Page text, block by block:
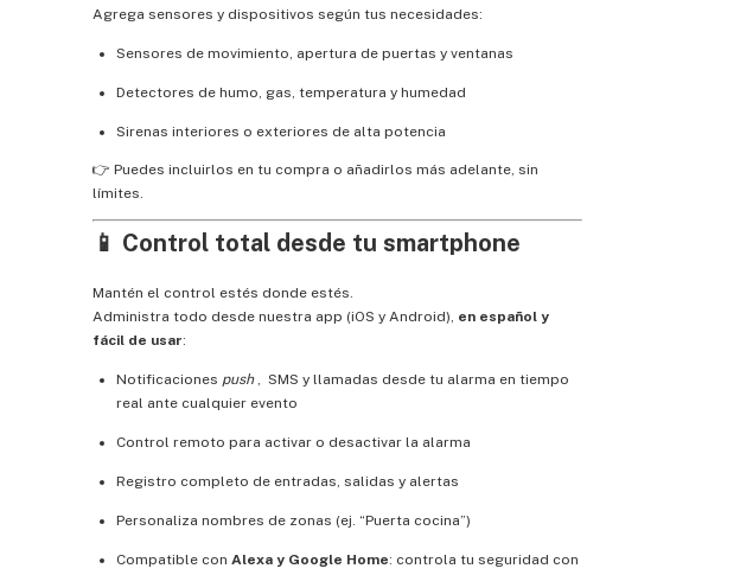
Agrega sensores y dispositivos según tus necesidades:
Sensores de movimiento, apertura de puertas y ventanas
Detectores de humo, gas, temperatura y humedad
Sirenas interiores o exteriores de alta potencia
👉 Puedes incluirlos en tu compra o añadirlos más adelante, sin
límites.
📱 Control total desde tu smartphone
Mantén el control estés donde estés.
Administra todo desde nuestra app (iOS y Android), en español y
fácil de usar:
Notificaciones push, SMS y llamadas desde tu alarma en tiempo
real ante cualquier evento
Control remoto para activar o desactivar la alarma
Registro completo de entradas, salidas y alertas
Personaliza nombres de zonas (ej. “Puerta cocina”)
Compatible con Alexa y Google Home: controla tu seguridad con